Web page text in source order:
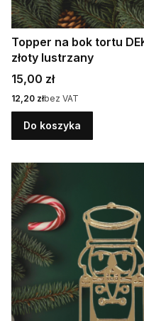
Topper na bok tortu
złoty lustrzany
Cena
15,00 zł
Cena
12,20 złbez VAT
Do koszyka